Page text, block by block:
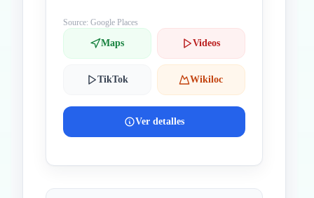
Source: Google Places
Maps Videos
TikTok Wikiloc
Ver detalles